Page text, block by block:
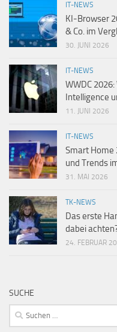
IT-NEWS
KI-Browser
& Co. im
30. JUNI 2026
IT-NEWS
WWDC
Intelligence
11. JUNI 2026
IT-NEWS
Smart Home
und Trends
31. MAI 2026
TK-NEWS
Das erste
dabei
24. FEBRUAR
SUCHE
Suchen
nach: